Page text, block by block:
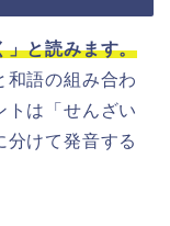
」と読みます。
和語の組み合わ
トは「せんざい
けて発音する